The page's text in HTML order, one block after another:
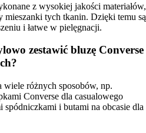
z wysokiej jakości materiałów,
mieszanki tych tkanin. Dzięki temu są
i łatwe w pielęgnacji.
zestawić bluzę Converse
wiele różnych sposobów, np.
Converse dla casualowego
spódniczkami i butami na obcasie dla